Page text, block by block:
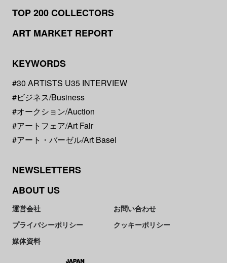
TOP 200 COLLECTORS
ART MARKET REPORT
KEYWORDS
#30 ARTISTS U35 INTERVIEW
#ビジネス/Business
#オークション/Auction
#アートフェア/Art Fair
#アート・バーゼル/Art Basel
NEWSLETTERS
ABOUT US
運営会社
お問い合わせ
プライバシーポリシー
クッキーポリシー
媒体資料